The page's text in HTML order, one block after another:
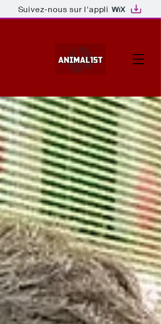
Suivez-nous sur l'appli